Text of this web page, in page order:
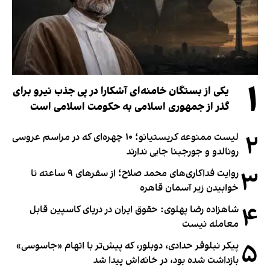
۱
یکی از بستگان خامنه‌ای آشکارا در پی جذب نیرو برای
گذر از جمهوری اسلامی به حکومت اسلامی است
۲
لیست ممنوعه کریستیانو؛ ۱۰ چهره‌ای که در مراسم عروسی
رونالدو و جورجینا جایی ندارند
۳
روایت فداکاری‌های محمد صلاح؛ از سفرهای ۹ ساعته تا
خوابیدن زیر آسمان قاهره
۴ شاهزاده رضا پهلوی: حقوق ایران در دریای کاسپین قابل
معامله نیست
۵ پیکر نیلوفر حدادی، دوبلور، که پیش‌تر با اتهام «جاسوسی»
بازداشت شده بود، در خانه‌اش پیدا شد